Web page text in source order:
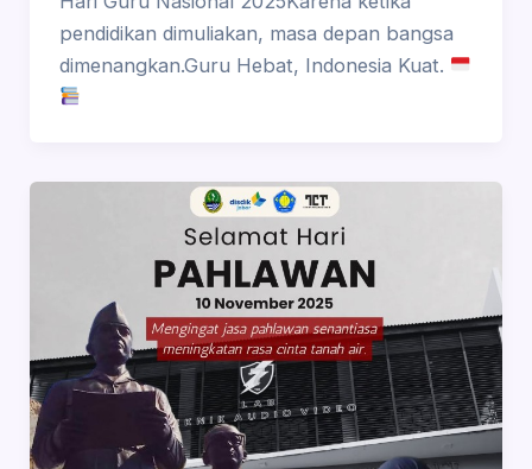
pendidikan dimuliakan, masa depan bangsa
dimenangkan.Guru Hebat, Indonesia Kuat.